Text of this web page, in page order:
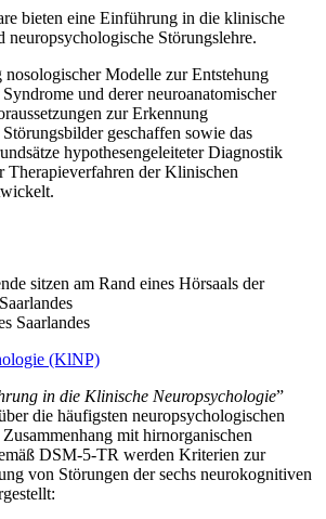
bieten eine Einführung in die klinische
neuropsychologische Störungslehre.
Modelle zur Entstehung
und derer neuroanatomischer
zur Erkennung
geschaffen sowie das
hypothesengeleiteter Diagnostik
Therapieverfahren der Klinischen
Saarlandes
(KlNP)
in die Klinische Neuropsychologie”
die häufigsten neuropsychologischen
mit hirnorganischen
DSM-5-TR werden Kriterien zur
von Störungen der sechs neurokognitiven